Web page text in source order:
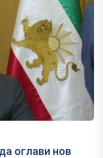
оглави нов